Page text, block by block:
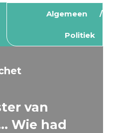
Algemeen
Politiek
van
Wie had